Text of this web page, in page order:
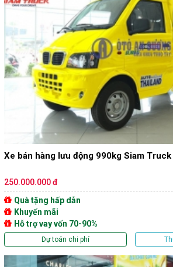
Xe bán hàng lưu động 990kg Siam Truck
250.000.000 đ
Quà tặng hấp dẫn
Khuyến mãi
Hỗ trợ vay vốn 70-90%
Dự toán chi phí